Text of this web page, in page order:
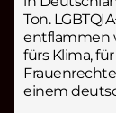
Ton.
entflammen
fürs Klima,
einem